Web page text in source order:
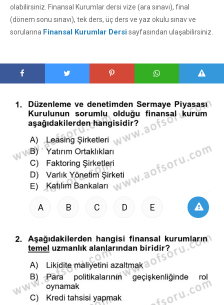
olabilirsiniz. Finansal Kurumlar dersi vize (ara sınavı), final
(dönem sonu sınavı), tek ders, üç ders ve yaz okulu sınav ve
sorularına Finansal Kurumlar Dersisayfasından ulaşabilirsiniz.
A B C D E